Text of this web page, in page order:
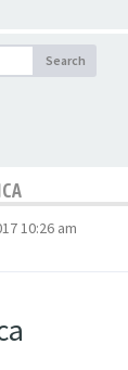
Search
10:26 am